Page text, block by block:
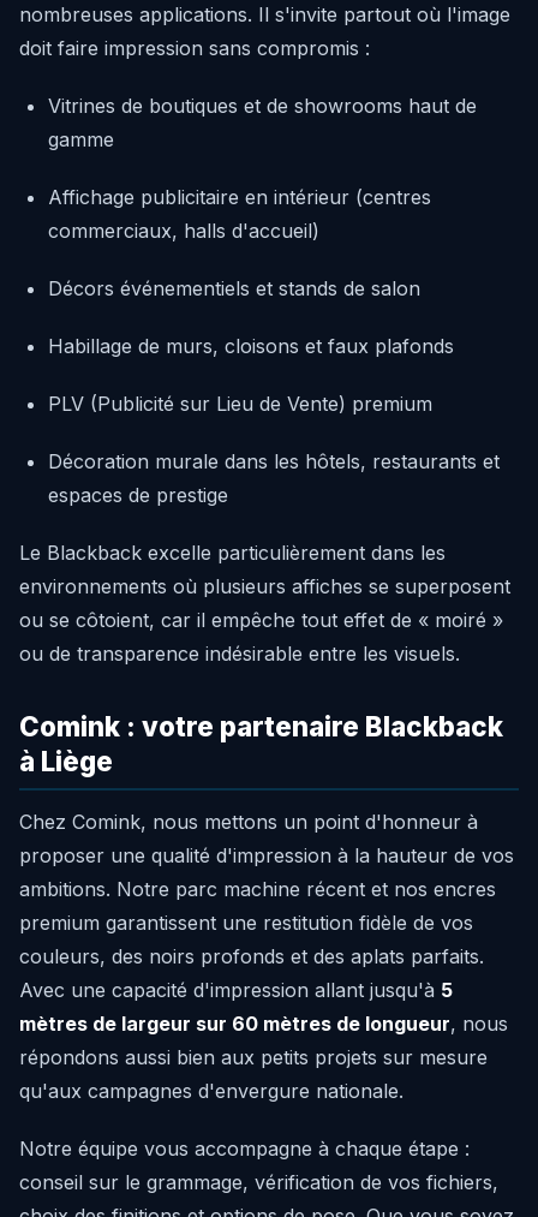
nombreuses applications. Il s'invite partout où l'image
doit faire impression sans compromis :
Vitrines de boutiques et de showrooms haut de
gamme
Affichage publicitaire en intérieur (centres
commerciaux, halls d'accueil)
Décors événementiels et stands de salon
Habillage de murs, cloisons et faux plafonds
PLV (Publicité sur Lieu de Vente) premium
Décoration murale dans les hôtels, restaurants et
espaces de prestige
Le Blackback excelle particulièrement dans les
environnements où plusieurs affiches se superposent
ou se côtoient, car il empêche tout effet de « moiré »
ou de transparence indésirable entre les visuels.
Comink : votre partenaire Blackback
à Liège
Chez Comink, nous mettons un point d'honneur à
proposer une qualité d'impression à la hauteur de vos
ambitions. Notre parc machine récent et nos encres
premium garantissent une restitution fidèle de vos
couleurs, des noirs profonds et des aplats parfaits.
Avec une capacité d'impression allant jusqu'à 5
mètres de largeur sur 60 mètres de longueur, nous
répondons aussi bien aux petits projets sur mesure
qu'aux campagnes d'envergure nationale.
Notre équipe vous accompagne à chaque étape :
conseil sur le grammage, vérification de vos fichiers,